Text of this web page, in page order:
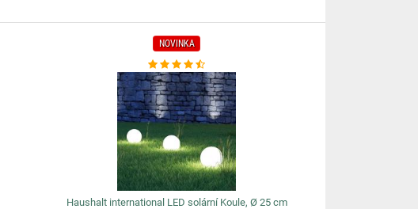
NOVINKA
Haushalt international LED solární Koule, Ø 25 cm